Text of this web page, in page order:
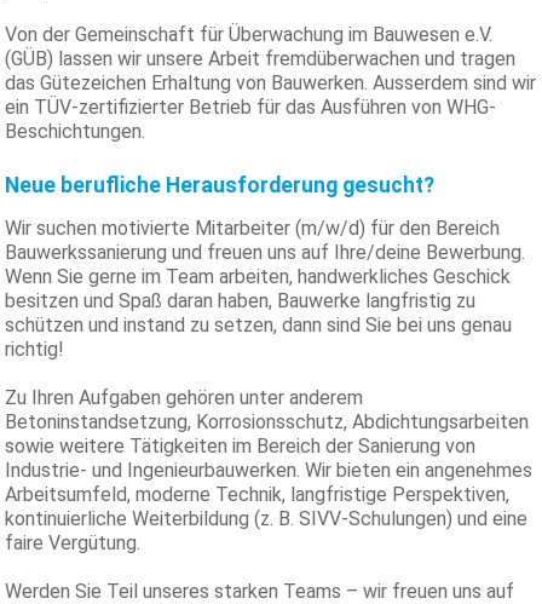
Von der Gemeinschaft für Überwachung im Bauwesen e.V.
(GÜB) lassen wir unsere Arbeit fremdüberwachen und tragen
das Gütezeichen Erhaltung von Bauwerken. Ausserdem sind wir
ein TÜV-zertifizierter Betrieb für das Ausführen von WHG-
Beschichtungen.
Neue berufliche Herausforderung gesucht?
Wir suchen motivierte Mitarbeiter (m/w/d) für den Bereich
Bauwerkssanierung und freuen uns auf Ihre/deine Bewerbung.
Wenn Sie gerne im Team arbeiten, handwerkliches Geschick
besitzen und Spaß daran haben, Bauwerke langfristig zu
schützen und instand zu setzen, dann sind Sie bei uns genau
richtig!
Zu Ihren Aufgaben gehören unter anderem
Betoninstandsetzung, Korrosionsschutz, Abdichtungsarbeiten
sowie weitere Tätigkeiten im Bereich der Sanierung von
Industrie- und Ingenieurbauwerken. Wir bieten ein angenehmes
Arbeitsumfeld, moderne Technik, langfristige Perspektiven,
kontinuierliche Weiterbildung (z. B. SIVV-Schulungen) und eine
faire Vergütung.
Werden Sie Teil unseres starken Teams – wir freuen uns auf